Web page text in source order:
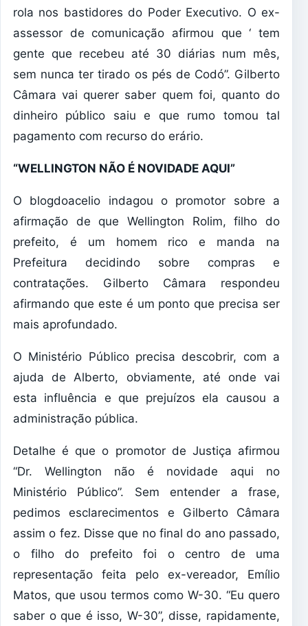
rola nos bastidores do Poder Executivo. O ex-
assessor de comunicação afirmou que ‘ tem
gente que recebeu até 30 diárias num mês,
sem nunca ter tirado os pés de Codó”. Gilberto
Câmara vai querer saber quem foi, quanto do
dinheiro público saiu e que rumo tomou tal
pagamento com recurso do erário.
“WELLINGTON NÃO É NOVIDADE AQUI”
O blogdoacelio indagou o promotor sobre a
afirmação de que Wellington Rolim, filho do
prefeito, é um homem rico e manda na
Prefeitura decidindo sobre compras e
contratações. Gilberto Câmara respondeu
afirmando que este é um ponto que precisa ser
mais aprofundado.
O Ministério Público precisa descobrir, com a
ajuda de Alberto, obviamente, até onde vai
esta influência e que prejuízos ela causou a
administração pública.
Detalhe é que o promotor de Justiça afirmou
“Dr. Wellington não é novidade aqui no
Ministério Público”. Sem entender a frase,
pedimos esclarecimentos e Gilberto Câmara
assim o fez. Disse que no final do ano passado,
o filho do prefeito foi o centro de uma
representação feita pelo ex-vereador, Emílio
Matos, que usou termos como W-30. “Eu quero
saber o que é isso, W-30”, disse, rapidamente,